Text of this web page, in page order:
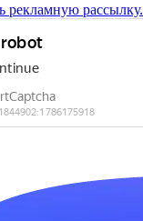
рекламную рассылку.